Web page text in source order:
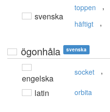
svenska
toppen ,
häftigt ,
ögonhåla svenska
engelska
socket ,
latin orbita